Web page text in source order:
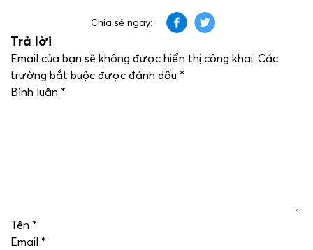
Chia sẻ ngay:
Trả lời
Email của bạn sẽ không được hiển thị công khai. Các
trường bắt buộc được đánh dấu *
Bình luận *
Tên *
Email *